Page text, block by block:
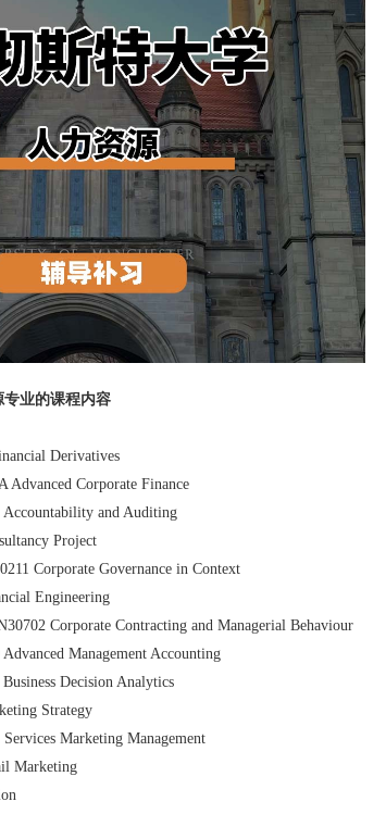
业的课程内容
Derivatives
Corporate Finance
and Auditing
Project
Corporate Governance in Context
Engineering
Corporate Contracting and Managerial Behaviour
Management Accounting
Decision Analytics
Strategy
Marketing Management
Marketing